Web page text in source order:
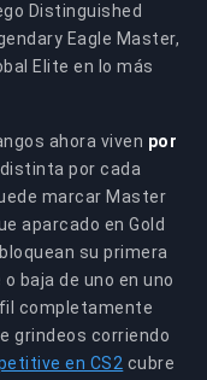
Distinguished
Eagle Master,
Elite en lo más
ahora viven por
distinta por cada
marcar Master
aparcado en Gold
su primera
baja de uno en uno
completamente
grindeos corriendo
en CS2 cubre